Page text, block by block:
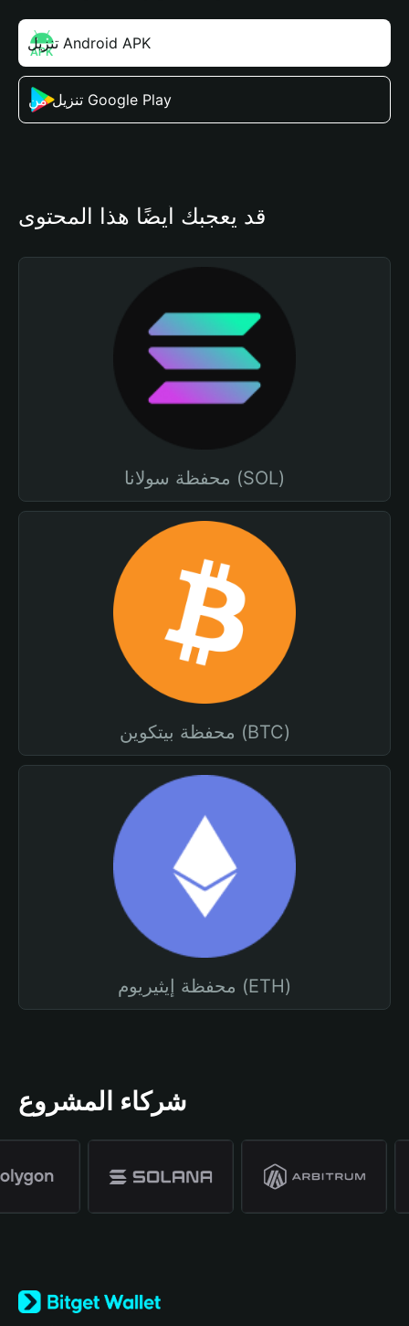
تنزيل Android APK
تنزيل من Google Play
قد يعجبك أيضًا هذا المحتوى
محفظة سولانا (SOL)
محفظة بيتكوين (BTC)
محفظة إيثيريوم (ETH)
شركاء المشروع